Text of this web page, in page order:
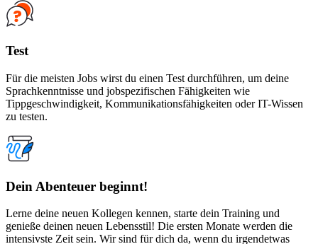
Test
Für die meisten Jobs wirst du einen Test durchführen, um deine
Sprachkenntnisse und jobspezifischen Fähigkeiten wie
Tippgeschwindigkeit, Kommunikationsfähigkeiten oder IT-Wissen
zu testen.
Dein Abenteuer beginnt!
Lerne deine neuen Kollegen kennen, starte dein Training und
genieße deinen neuen Lebensstil! Die ersten Monate werden die
intensivste Zeit sein. Wir sind für dich da, wenn du irgendetwas